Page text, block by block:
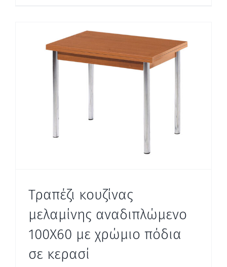
Τραπέζι κουζίνας
μελαμίνης αναδιπλώμενο
100Χ60 με χρώμιο πόδια
σε κερασί